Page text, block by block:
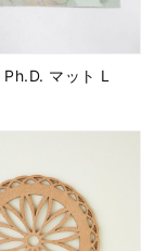
Ph.D. マット L